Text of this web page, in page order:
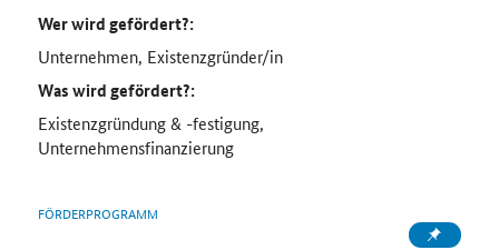
Wer wird gefördert?:
Unternehmen, Existenzgründer/in
Was wird gefördert?:
Existenzgründung & -festigung,
Unternehmensfinanzierung
FÖRDERPROGRAMM